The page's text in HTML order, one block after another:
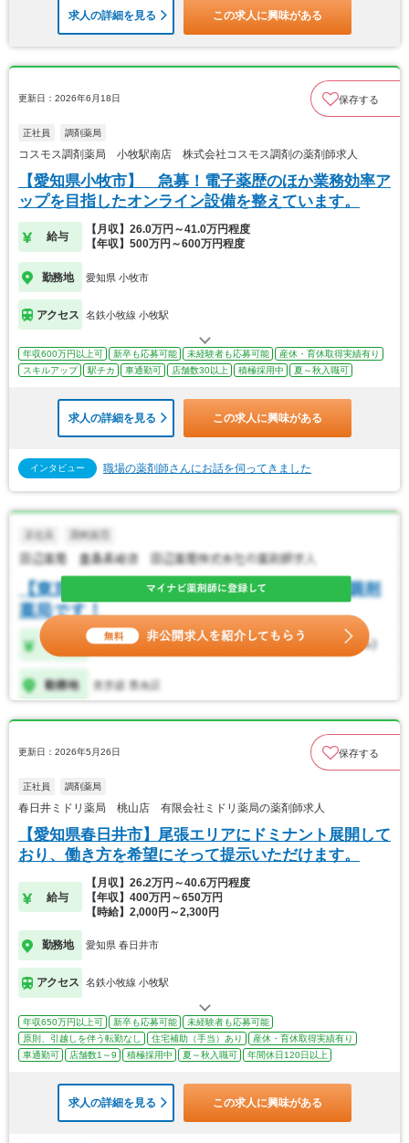
求人の詳細を見る この求人に興味がある
更新日：2026年6月18日 保存する
正社員 調剤薬局
コスモス調剤薬局 小牧駅南店 株式会社コスモス調剤の薬剤師求人
【愛知県小牧市】 急募！電子薬歴のほか業務効率ア
ップを目指したオンライン設備を整えています。
給与
【月収】26.0万円～41.0万円程度
【年収】500万円～600万円程度
勤務地 愛知県 小牧市
アクセス 名鉄小牧線 小牧駅
年収600万円以上可 新卒も応募可能 未経験者も応募可能
産休・育休取得実績有り
スキルアップ
駅チカ 車通勤可 店舗数30以上 積極採用中 夏～秋入職可
求人の詳細を見る この求人に興味がある
インタビュー 職場の薬剤師さんにお話を伺ってきました
更新日：2026年5月26日 保存する
正社員 調剤薬局
春日井ミドリ薬局 桃山店 有限会社ミドリ薬局の薬剤師求人
【愛知県春日井市】尾張エリアにドミナント展開して
おり、働き方を希望にそって提示いただけます。
給与
【月収】26.2万円～40.6万円程度
【年収】400万円～650万円
【時給】2,000円～2,300円
勤務地 愛知県 春日井市
アクセス 名鉄小牧線 小牧駅
年収650万円以上可 新卒も応募可能
未経験者も応募可能
原則、引越しを伴う転勤なし
住宅補助（手当）あり
産休・育休取得実績有り
車通勤可
店舗数1～9 積極採用中 夏～秋入職可 年間休日120日以上
求人の詳細を見る この求人に興味がある